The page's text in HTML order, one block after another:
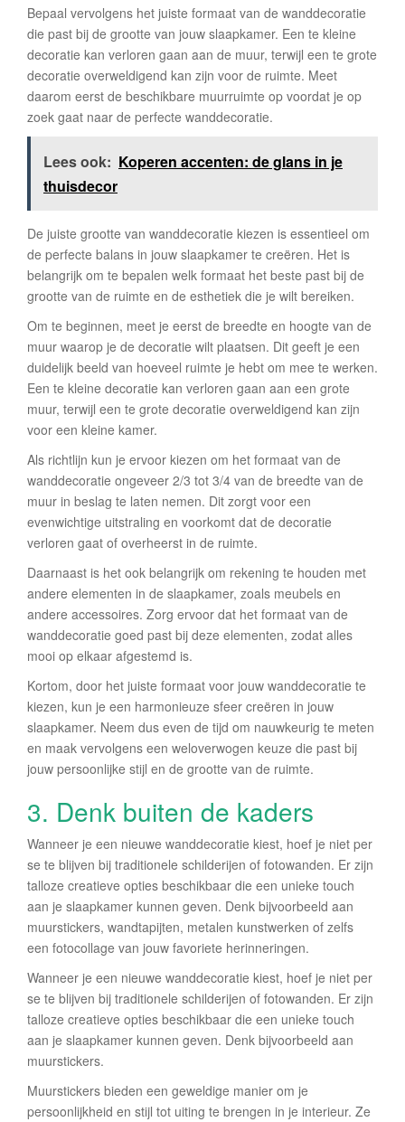
Bepaal vervolgens het juiste formaat van de wanddecoratie
die past bij de grootte van jouw slaapkamer. Een te kleine
decoratie kan verloren gaan aan de muur, terwijl een te grote
decoratie overweldigend kan zijn voor de ruimte. Meet
daarom eerst de beschikbare muurruimte op voordat je op
zoek gaat naar de perfecte wanddecoratie.
Lees ook: Koperen accenten: de glans in je
thuisdecor
De juiste grootte van wanddecoratie kiezen is essentieel om
de perfecte balans in jouw slaapkamer te creëren. Het is
belangrijk om te bepalen welk formaat het beste past bij de
grootte van de ruimte en de esthetiek die je wilt bereiken.
Om te beginnen, meet je eerst de breedte en hoogte van de
muur waarop je de decoratie wilt plaatsen. Dit geeft je een
duidelijk beeld van hoeveel ruimte je hebt om mee te werken.
Een te kleine decoratie kan verloren gaan aan een grote
muur, terwijl een te grote decoratie overweldigend kan zijn
voor een kleine kamer.
Als richtlijn kun je ervoor kiezen om het formaat van de
wanddecoratie ongeveer 2/3 tot 3/4 van de breedte van de
muur in beslag te laten nemen. Dit zorgt voor een
evenwichtige uitstraling en voorkomt dat de decoratie
verloren gaat of overheerst in de ruimte.
Daarnaast is het ook belangrijk om rekening te houden met
andere elementen in de slaapkamer, zoals meubels en
andere accessoires. Zorg ervoor dat het formaat van de
wanddecoratie goed past bij deze elementen, zodat alles
mooi op elkaar afgestemd is.
Kortom, door het juiste formaat voor jouw wanddecoratie te
kiezen, kun je een harmonieuze sfeer creëren in jouw
slaapkamer. Neem dus even de tijd om nauwkeurig te meten
en maak vervolgens een weloverwogen keuze die past bij
jouw persoonlijke stijl en de grootte van de ruimte.
3. Denk buiten de kaders
Wanneer je een nieuwe wanddecoratie kiest, hoef je niet per
se te blijven bij traditionele schilderijen of fotowanden. Er zijn
talloze creatieve opties beschikbaar die een unieke touch
aan je slaapkamer kunnen geven. Denk bijvoorbeeld aan
muurstickers, wandtapijten, metalen kunstwerken of zelfs
een fotocollage van jouw favoriete herinneringen.
Wanneer je een nieuwe wanddecoratie kiest, hoef je niet per
se te blijven bij traditionele schilderijen of fotowanden. Er zijn
talloze creatieve opties beschikbaar die een unieke touch
aan je slaapkamer kunnen geven. Denk bijvoorbeeld aan
muurstickers.
Muurstickers bieden een geweldige manier om je
persoonlijkheid en stijl tot uiting te brengen in je interieur. Ze